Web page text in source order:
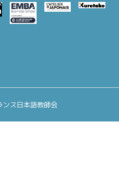
ス日本語教師会